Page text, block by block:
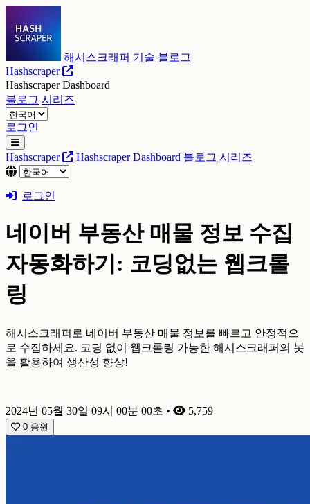
해시스크래퍼 기술 블로그
Hashscraper
Hashscraper Dashboard
블로그 시리즈
로그인
Hashscraper Hashscraper Dashboard 블로그 시리즈
로그인
네이버 부동산 매물 정보 수집
자동화하기: 코딩없는 웹크롤
링
해시스크래퍼로 네이버 부동산 매물 정보를 빠르고 안정적으
로 수집하세요. 코딩 없이 웹크롤링 가능한 해시스크래퍼의 봇
을 활용하여 생산성 향상!
2024년 05월 30일 09시 00분 00초 • 5,759
0 응원